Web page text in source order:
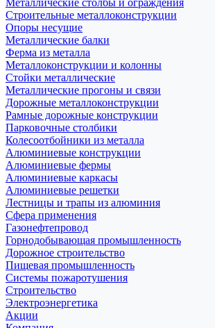
Металлические столбы и ограждения
Строительные металлоконструкции
Опоры несущие
Металлические балки
Ферма из металла
Металлоконструкции и колонны
Стойки металлические
Металлические прогоны и связи
Дорожные металлоконструкции
Рамные дорожные конструкции
Парковочные столбики
Колесоотбойники из металла
Алюминиевые конструкции
Алюминиевые фермы
Алюминиевые каркасы
Алюминиевые решетки
Лестницы и трапы из алюминия
Сфера применения
Газонефтепровод
Горнодобывающая промышленность
Дорожное строительство
Пищевая промышленность
Системы пожаротушения
Строительство
Электроэнергетика
Акции